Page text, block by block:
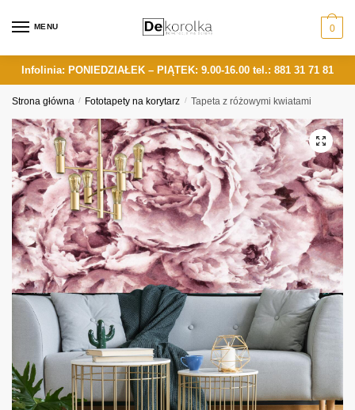
MENU 0
Infolinia: PONIEDZIAŁEK – PIĄTEK: 9.00-16.00 tel.: 881 31 71 81
Strona główna / Fototapety na korytarz / Tapeta z różowymi kwiatami